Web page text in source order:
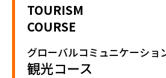
TOURISM
COURSE
グローバルコミュニケーショ
観光コース